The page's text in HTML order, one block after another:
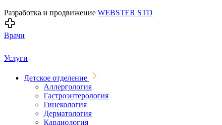
Разработка и продвижение WEBSTER STD
Врачи
Услуги
Детское отделение
Аллергология
Гастроэнтерология
Гинекология
Дерматология
Кардиология